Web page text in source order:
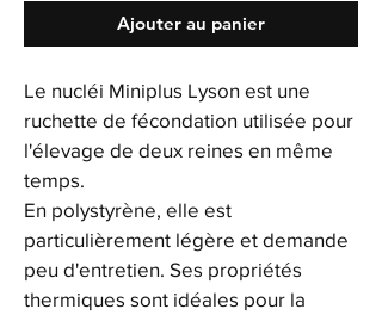
Ajouter au panier
Le nucléi Miniplus Lyson est une
ruchette de fécondation utilisée pour
l'élevage de deux reines en même
temps.
En polystyrène, elle est
particulièrement légère et demande
peu d'entretien. Ses propriétés
thermiques sont idéales pour la